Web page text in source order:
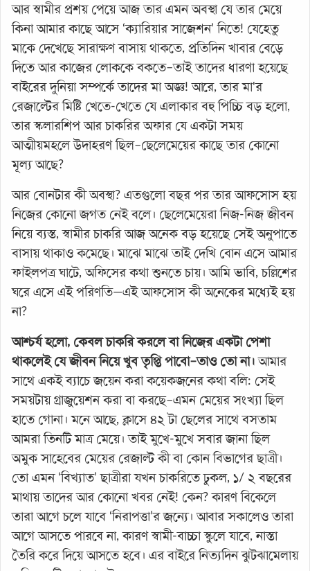
আর স্বামীর প্রশয় পেয়ে আজ তার এমন অবস্থা যে তার মেয়ে
কিনা আমার কাছে আসে ‘ক্যারিয়ার সাজেশন’ নিতে! যেহেতু
মাকে দেখেছে সারাক্ষণ বাসায় থাকতে, প্রতিদিন খাবার বেড়ে
দিতে আর কাজের লোককে বকতে–তাই তাদের ধারণা হয়েছে
বাইরের দুনিয়া সম্পর্কে তাদের মা অজ্ঞ! আরে, তার মা'র
রেজাল্টের মিষ্টি খেতে-খেতে যে এলাকার বহু পিচ্চি বড় হলো,
তার স্কলারশিপ আর চাকরির অফার যে একটা সময়
আত্মীয়মহলে উদাহরণ ছিল–ছেলেমেয়ের কাছে তার কোনো
মূল্য আছে?
আর বোনটার কী অবস্থা? এতগুলো বছর পর তার আফসোস হয়
নিজের কোনো জগত নেই বলে। ছেলেমেয়েরা নিজ-নিজ জীবন
নিয়ে ব্যস্ত, স্বামীর চাকরি আজ অনেক বড় হয়েছে সেই অনুপাতে
বাসায় থাকাও কমেছে। মাঝে মাঝে তাই দেখি বোন এসে আমার
ফাইলপত্র ঘাটে, অফিসের কথা শুনতে চায়। আমি ভাবি, চল্লিশের
ঘরে এসে এই পরিণতি—এই আফসোস কী অনেকের মধ্যেই হয়
না?
আশ্চর্য হলো, কেবল চাকরি করলে বা নিজের একটা পেশা
থাকলেই যে জীবন নিয়ে খুব তৃপ্তি পাবো–তাও তো না। আমার
সাথে একই ব্যাচে জয়েন করা কয়েকজনের কথা বলি: সেই
সময়টায় গ্রাজুয়েশন করা বা করছে–এমন মেয়ের সংখ্যা ছিল
হাতে গোনা। মনে আছে, ক্লাসে ৪২ টা ছেলের সাথে বসতাম
আমরা তিনটি মাত্র মেয়ে। তাই মুখে-মুখে সবার জানা ছিল
অমুক সাহেবের মেয়ের রেজাল্ট কী বা কোন বিভাগের ছাত্রী।
তো এমন ‘বিখ্যাত’ ছাত্রীরা যখন চাকরিতে ঢুকল, ১/ ২ বছরের
মাথায় তাদের আর কোনো খবর নেই! কেন? কারণ বিকেলে
তারা আগে চলে যাবে ‘নিরাপত্তা’র জন্যে। আবার সকালেও তারা
আগে আসতে পারবে না, কারণ স্বামী-বাচ্চা স্কুলে যাবে, নাস্তা
তৈরি করে দিয়ে আসতে হবে। এর বাইরে নিত্যদিন ঝুটঝামেলায়